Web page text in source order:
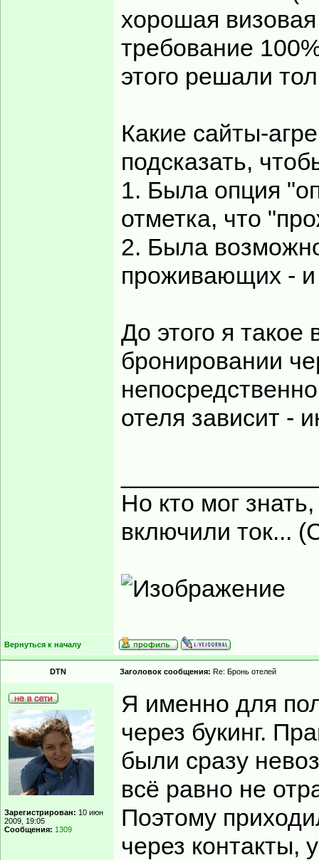
хорошая
требование
этого решали
Какие сайты-
подсказать,
1. Была опция
отметка, что
2. Была
проживающих - и
До этого я такое
бронировании
отеля зависит -
Но кто мог
включили ток...
Вернуться к началу
DTN Заголовок сообщения: Re: Бронь отелей
Зарегистрирован: 10 июн
2009, 19:05
Сообщения: 1309
Я именно для
через букинг.
были сразу
всё равно не
Поэтому
через контакты,